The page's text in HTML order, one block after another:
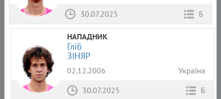
30.07.2025
Б
НАПАДНИК
Гліб
ЗІНЯР
02.12.2006
Україна
30.07.2025
Б